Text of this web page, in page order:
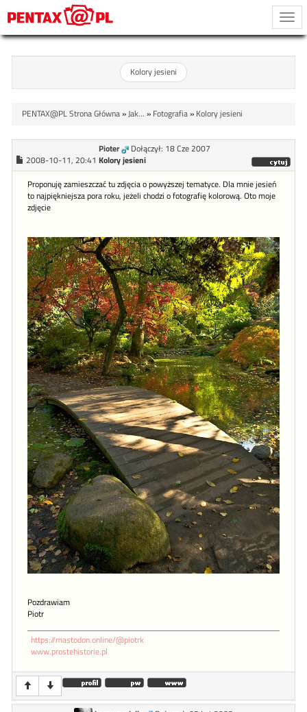
Kolory jesieni
PENTAX@PL Strona Główna»Jak... » Fotografia» Kolory jesieni
Pioter
Dołączył: 18 Cze 2007
2008-10-11, 20:41 Kolory jesieni
Proponuję zamieszczać tu zdjęcia o powyższej tematyce. Dla mnie jesień
to najpiękniejsza pora roku, jeżeli chodzi o fotografię kolorową. Oto moje
zdjęcie
Pozdrawiam
Piotr
https://mastodon.online/@piotrk
www.prostehistorie.pl